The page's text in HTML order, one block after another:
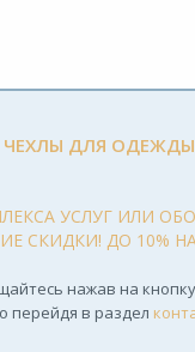
ЧЕХЛЫ ДЛЯ ОДЕЖДЫ
УСЛУГ ИЛИ
СКИДКИ! ДО 10%
нажав на
перейдя в раздел